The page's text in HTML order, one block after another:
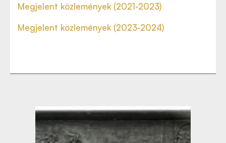
Megjelent közlemények (2021-2023)
Megjelent közlemények (2023-2024)